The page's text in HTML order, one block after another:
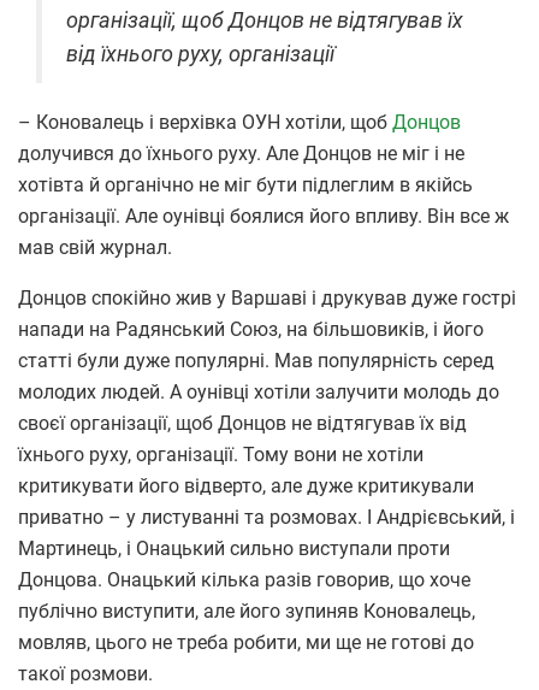
організації, щоб Донцов не відтягував їх
від їхнього руху, організації
– Коновалець і верхівка ОУН хотіли, щоб Донцов
долучився до їхнього руху. Але Донцов не міг і не
хотівта й органічно не міг бути підлеглим в якійсь
організації. Але оунівці боялися його впливу. Він все ж
мав свій журнал.
Донцов спокійно жив у Варшаві і друкував дуже гострі
напади на Радянський Союз, на більшовиків, і його
статті були дуже популярні. Мав популярність серед
молодих людей. А оунівці хотіли залучити молодь до
своєї організації, щоб Донцов не відтягував їх від
їхнього руху, організації. Тому вони не хотіли
критикувати його відверто, але дуже критикували
приватно – у листуванні та розмовах. І Андрієвський, і
Мартинець, і Онацький сильно виступали проти
Донцова. Онацький кілька разів говорив, що хоче
публічно виступити, але його зупиняв Коновалець,
мовляв, цього не треба робити, ми ще не готові до
такої розмови.